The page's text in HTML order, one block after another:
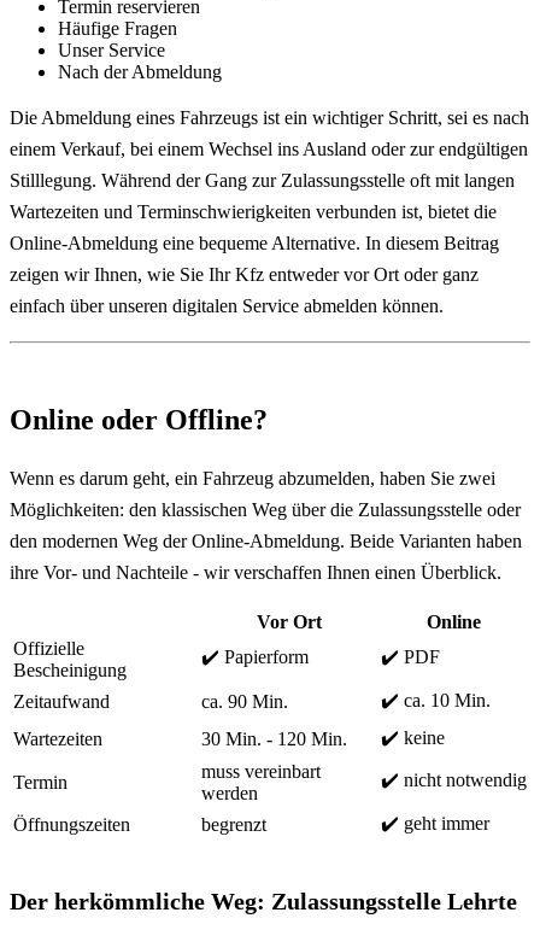
Termin reservieren
Häufige Fragen
Unser Service
Nach der Abmeldung
Die Abmeldung eines Fahrzeugs ist ein wichtiger Schritt, sei es nach
einem Verkauf, bei einem Wechsel ins Ausland oder zur endgültigen
Stilllegung. Während der Gang zur Zulassungsstelle oft mit langen
Wartezeiten und Terminschwierigkeiten verbunden ist, bietet die
Online-Abmeldung eine bequeme Alternative. In diesem Beitrag
zeigen wir Ihnen, wie Sie Ihr Kfz entweder vor Ort oder ganz
einfach über unseren digitalen Service abmelden können.
Online oder Offline?
Wenn es darum geht, ein Fahrzeug abzumelden, haben Sie zwei
Möglichkeiten: den klassischen Weg über die Zulassungsstelle oder
den modernen Weg der Online-Abmeldung. Beide Varianten haben
ihre Vor- und Nachteile - wir verschaffen Ihnen einen Überblick.
Vor Ort
Online
Offizielle
Bescheinigung
✔️ Papierform ✔️ PDF
Zeitaufwand ca. 90 Min.
✔️ ca. 10 Min.
Wartezeiten
30 Min. - 120 Min. ✔️ keine
Termin
muss vereinbart
werden
✔️ nicht notwendig
Öffnungszeiten begrenzt ✔️ geht immer
Der herkömmliche Weg: Zulassungsstelle Lehrte